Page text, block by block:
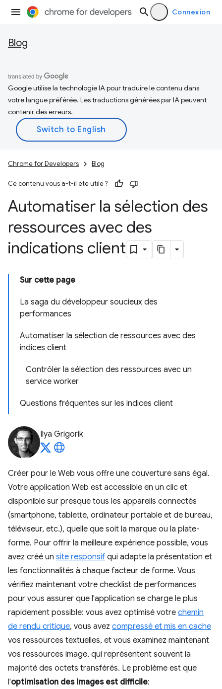
Connexion
Blog
Google utilise la technologie IA pour traduire le contenu dans
votre langue préférée. Les traductions générées par IA peuvent
contenir des erreurs.
Chrome for Developers Blog
Ce contenu vous a-t-il été utile ?
Automatiser la sélection des
ressources avec des
indications client
Sur cette page
La saga du développeur soucieux des
performances
Automatiser la sélection de ressources avec des
indices client
Contrôler la sélection des ressources avec un
service worker
Questions fréquentes sur les indices client
Ilya Grigorik
Créer pour le Web vous offre une couverture sans égal.
Votre application Web est accessible en un clic et
disponible sur presque tous les appareils connectés
(smartphone, tablette, ordinateur portable et de bureau,
téléviseur, etc.), quelle que soit la marque ou la plate-
forme. Pour offrir la meilleure expérience possible, vous
avez créé un site responsif qui adapte la présentation et
les fonctionnalités à chaque facteur de forme. Vous
vérifiez maintenant votre checklist de performances
pour vous assurer que l'application se charge le plus
rapidement possible: vous avez optimisé votre chemin
de rendu critique, vous avez compressé et mis en cache
vos ressources textuelles, et vous examinez maintenant
vos ressources image, qui représentent souvent la
majorité des octets transférés. Le problème est que
l'optimisation des images est difficile: